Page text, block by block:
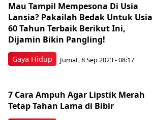
Gaya Hidup
Mau Tampil Mempesona Di Usia
Lansia? Pakailah Bedak Untuk Usia
60 Tahun Terbaik Berikut Ini,
Dijamin Bikin Pangling!
Jumat, 8 Sep 2023 - 08:17
7 Cara Ampuh Agar Lipstik Merah
Tetap Tahan Lama di Bibir